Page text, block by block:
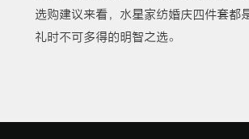
选购建议来看，水星家纺婚庆四件套都
礼时不可多得的明智之选。